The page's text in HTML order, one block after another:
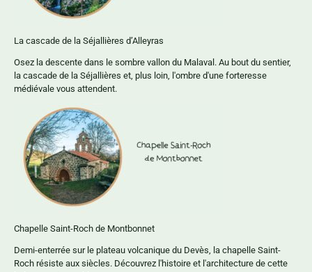
La cascade de la Séjallières d’Alleyras
Osez la descente dans le sombre vallon du Malaval. Au bout du sentier,
la cascade de la Séjallières et, plus loin, l'ombre d'une forteresse
médiévale vous attendent.
Chapelle Saint-Roch de Montbonnet
Demi-enterrée sur le plateau volcanique du Devès, la chapelle Saint-
Roch résiste aux siècles. Découvrez l'histoire et l'architecture de cette